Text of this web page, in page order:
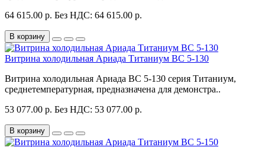
64 615.00 р. Без НДС: 64 615.00 р.
В корзину
Витрина холодильная Ариада Титаниум ВС 5-130
Витрина холодильная Ариада ВС 5-130 серия Титаниум,
среднетемпературная, предназначена для демонстра..
53 077.00 р. Без НДС: 53 077.00 р.
В корзину